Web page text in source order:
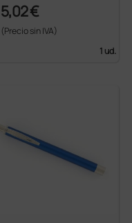
5,02 €
(Precio sin IVA)
1 ud.